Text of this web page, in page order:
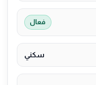
فعال
سكني